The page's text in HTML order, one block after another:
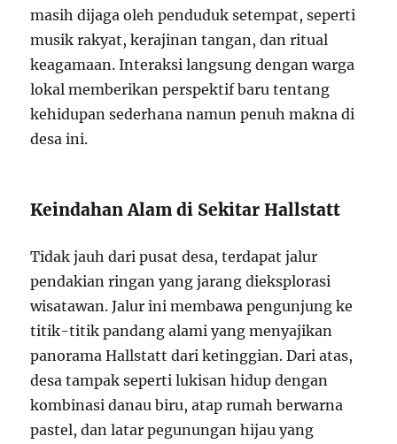
masih dijaga oleh penduduk setempat, seperti
musik rakyat, kerajinan tangan, dan ritual
keagamaan. Interaksi langsung dengan warga
lokal memberikan perspektif baru tentang
kehidupan sederhana namun penuh makna di
desa ini.
Keindahan Alam di Sekitar Hallstatt
Tidak jauh dari pusat desa, terdapat jalur
pendakian ringan yang jarang dieksplorasi
wisatawan. Jalur ini membawa pengunjung ke
titik-titik pandang alami yang menyajikan
panorama Hallstatt dari ketinggian. Dari atas,
desa tampak seperti lukisan hidup dengan
kombinasi danau biru, atap rumah berwarna
pastel, dan latar pegunungan hijau yang